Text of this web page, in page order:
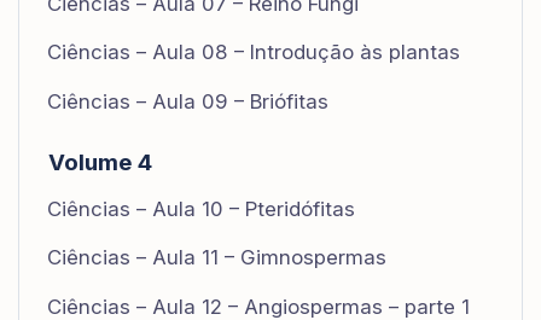
Ciências – Aula 08 – Introdução às plantas
Ciências – Aula 09 – Briófitas
Volume 4
Ciências – Aula 10 – Pteridófitas
Ciências – Aula 11 – Gimnospermas
Ciências – Aula 12 – Angiospermas – parte 1